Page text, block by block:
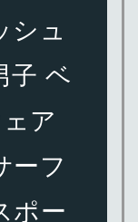
シュ
子 ベ
ア
ーフ
ポー